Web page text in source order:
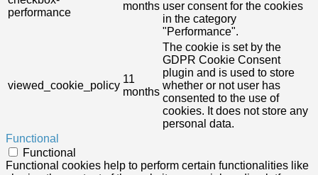
performance
months user consent for the cookies
in the category
"Performance".
viewed_cookie_policy
11
months
The cookie is set by the
GDPR Cookie Consent
plugin and is used to store
whether or not user has
consented to the use of
cookies. It does not store any
personal data.
Functional
Functional
Functional cookies help to perform certain functionalities like